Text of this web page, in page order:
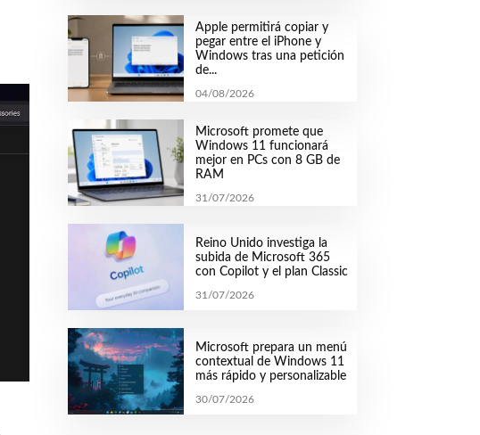
Apple permitirá copiar y
pegar entre el iPhone y
Windows tras una petición
de...
04/08/2026
Microsoft promete que
Windows 11 funcionará
mejor en PCs con 8 GB de
RAM
31/07/2026
Reino Unido investiga la
subida de Microsoft 365
con Copilot y el plan Classic
31/07/2026
Microsoft prepara un menú
contextual de Windows 11
más rápido y personalizable
30/07/2026